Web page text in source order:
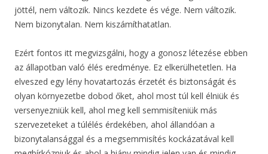
jöttél, nem változik. Nincs kezdete és vége. Nem változik.
Nem bizonytalan. Nem kiszámíthatatlan.
Ezért fontos itt megvizsgálni, hogy a gonosz létezése ebben
az állapotban való élés eredménye. Ez elkerülhetetlen. Ha
elveszed egy lény hovatartozás érzetét és biztonságát és
olyan környezetbe dobod őket, ahol most túl kell élniük és
versenyezniük kell, ahol meg kell semmisíteniük más
szervezeteket a túlélés érdekében, ahol állandóan a
bizonytalansággal és a megsemmisítés kockázatával kell